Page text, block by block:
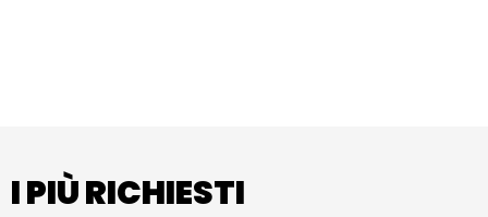
I PIÙ RICHIESTI